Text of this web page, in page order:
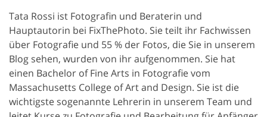
Tata Rossi ist Fotografin und Beraterin und
Hauptautorin bei FixThePhoto. Sie teilt ihr Fachwissen
über Fotografie und 55 % der Fotos, die Sie in unserem
Blog sehen, wurden von ihr aufgenommen. Sie hat
einen Bachelor of Fine Arts in Fotografie vom
Massachusetts College of Art and Design. Sie ist die
wichtigste sogenannte Lehrerin in unserem Team und